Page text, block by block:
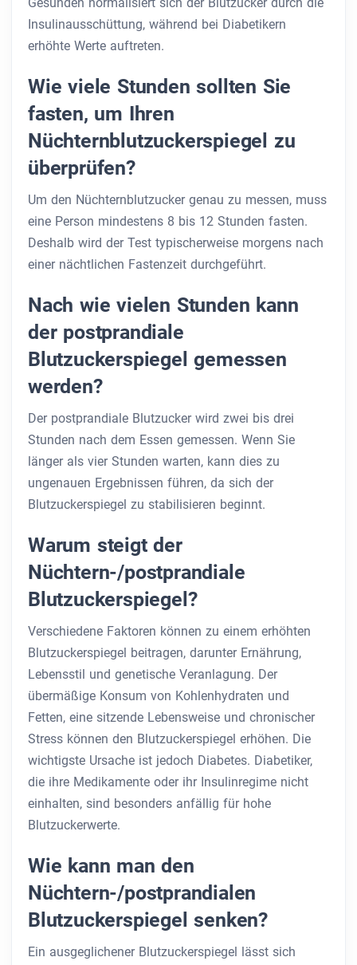
Gesunden normalisiert sich der Blutzucker durch die
Insulinausschüttung, während bei Diabetikern
erhöhte Werte auftreten.
Wie viele Stunden sollten Sie
fasten, um Ihren
Nüchternblutzuckerspiegel zu
überprüfen?
Um den Nüchternblutzucker genau zu messen, muss
eine Person mindestens 8 bis 12 Stunden fasten.
Deshalb wird der Test typischerweise morgens nach
einer nächtlichen Fastenzeit durchgeführt.
Nach wie vielen Stunden kann
der postprandiale
Blutzuckerspiegel gemessen
werden?
Der postprandiale Blutzucker wird zwei bis drei
Stunden nach dem Essen gemessen. Wenn Sie
länger als vier Stunden warten, kann dies zu
ungenauen Ergebnissen führen, da sich der
Blutzuckerspiegel zu stabilisieren beginnt.
Warum steigt der
Nüchtern-/postprandiale
Blutzuckerspiegel?
Verschiedene Faktoren können zu einem erhöhten
Blutzuckerspiegel beitragen, darunter Ernährung,
Lebensstil und genetische Veranlagung. Der
übermäßige Konsum von Kohlenhydraten und
Fetten, eine sitzende Lebensweise und chronischer
Stress können den Blutzuckerspiegel erhöhen. Die
wichtigste Ursache ist jedoch Diabetes. Diabetiker,
die ihre Medikamente oder ihr Insulinregime nicht
einhalten, sind besonders anfällig für hohe
Blutzuckerwerte.
Wie kann man den
Nüchtern-/postprandialen
Blutzuckerspiegel senken?
Ein ausgeglichener Blutzuckerspiegel lässt sich